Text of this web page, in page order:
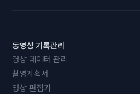
동영상 기록관리
영상 데이터 관리
촬영계획서
영상 편집기